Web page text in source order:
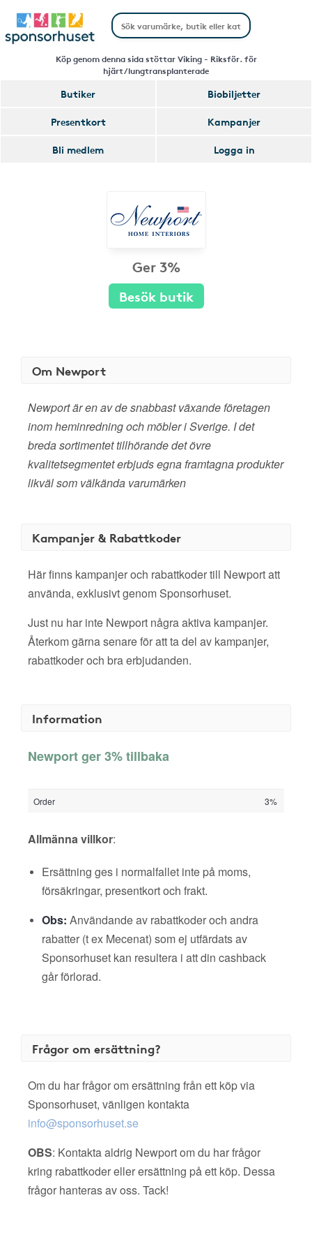
Köp genom denna sida stöttar Viking - Riksför. för
hjärt/lungtransplanterade
Butiker
Biobiljetter
Presentkort
Kampanjer
Bli medlem
Logga in
Ger 3%
Besök butik
Om Newport
​Newport är en av de snabbast växande företagen
inom heminredning och möbler i Sverige. I det
breda sortimentet tillhörande det övre
kvalitetsegmentet erbjuds egna framtagna produkter
likväl som välkända varumärken
Kampanjer & Rabattkoder
Här finns kampanjer och rabattkoder till Newport att
använda, exklusivt genom Sponsorhuset.
Just nu har inte Newport några aktiva kampanjer.
Återkom gärna senare för att ta del av kampanjer,
rabattkoder och bra erbjudanden.
Information
Newport ger 3% tillbaka
Order 3%
Allmänna villkor:
Ersättning ges i normalfallet inte på moms,
försäkringar, presentkort och frakt.
Obs: Användande av rabattkoder och andra
rabatter (t ex Mecenat) som ej utfärdats av
Sponsorhuset kan resultera i att din cashback
går förlorad.
Frågor om ersättning?
Om du har frågor om ersättning från ett köp via
Sponsorhuset, vänligen kontakta
info@sponsorhuset.se
OBS: Kontakta aldrig Newport om du har frågor
kring rabattkoder eller ersättning på ett köp. Dessa
frågor hanteras av oss. Tack!